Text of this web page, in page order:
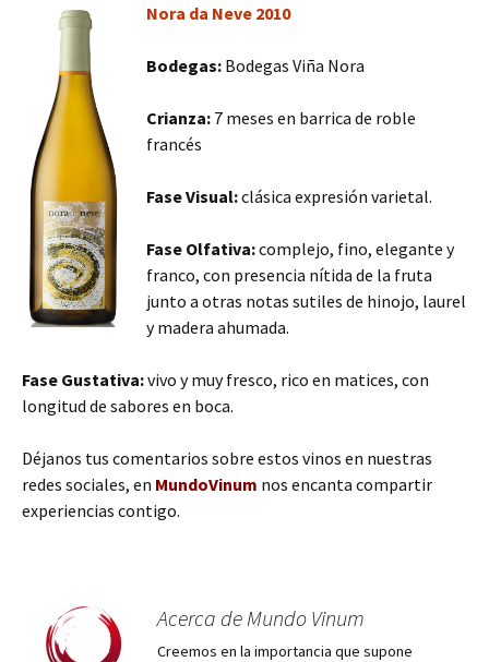
Nora da Neve 2010
Bodegas: Bodegas Viña Nora
Crianza: 7 meses en barrica de roble
francés
Fase Visual:clásica expresión varietal.
Fase Olfativa:complejo, fino, elegante y
franco, con presencia nítida de la fruta
junto a otras notas sutiles de hinojo, laurel
y madera ahumada.
Fase Gustativa:vivo y muy fresco, rico en matices, con
longitud de sabores en boca.
Déjanos tus comentarios sobre estos vinos en nuestras
redes sociales, en MundoVinum nos encanta compartir
experiencias contigo.
Acerca de Mundo Vinum
Creemos en la importancia que supone